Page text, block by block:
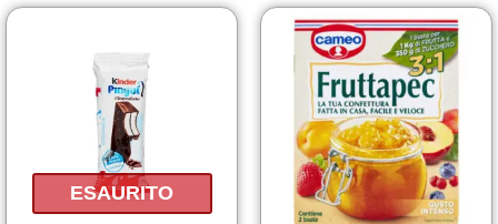
ESAURITO